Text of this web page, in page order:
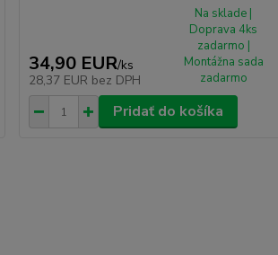
34,90 EUR/ks
28,37 EUR bez DPH
Na sklade |
Doprava 4ks
zadarmo |
Montážna sada
zadarmo
Pridať do košíka